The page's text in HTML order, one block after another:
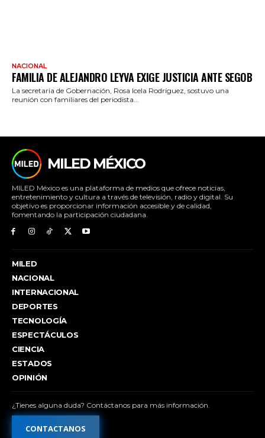
NACIONAL
FAMILIA DE ALEJANDRO LEYVA EXIGE JUSTICIA ANTE SEGOB
La secretaria de Gobernación, Rosa Icela Rodríguez, sostuvo una
reunión con familiares del periodista...
MILED MÉXICO
MILED México es una plataforma de medios que ofrece noticias,
entretenimiento y cultura a través de televisión, radio y digital. Su
objetivo es proporcionar información accesible y de calidad,
fomentando la participación ciudadana.
MILED
NACIONAL
INTERNACIONAL
DEPORTES
TECNOLOGÍA
ESPECTÁCULOS
CIENCIA
ESTADOS
OPINIÓN
¿Tienes alguna duda? Contáctanos para más información.
CONTACTANOS